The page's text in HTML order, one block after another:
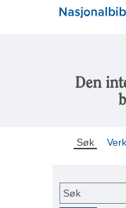
Den
Søk
Søk